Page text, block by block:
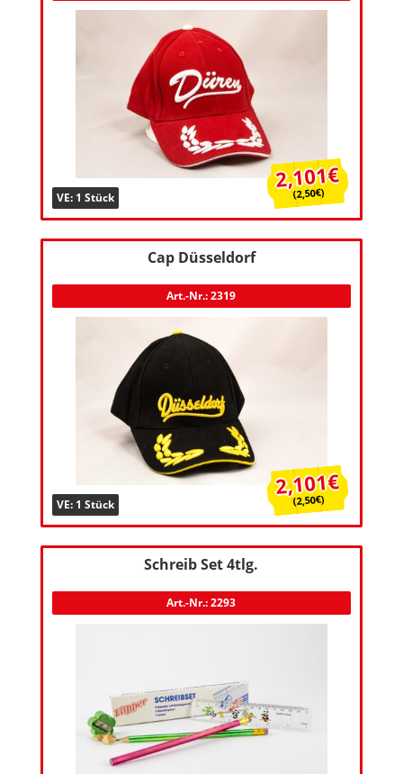
VE: 1 Stück
2,101€
(2,50€)
Cap Düsseldorf
Art.-Nr.: 2319
VE: 1 Stück
2,101€
(2,50€)
Schreib Set 4tlg.
Art.-Nr.: 2293